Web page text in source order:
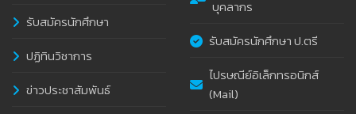
รับสมัครนักศึกษา
ปฏิทินวิชาการ
ข่าวประชาสัมพันธ์
บุคลากร
รับสมัครนักศึกษา ป.ตรี
ไปรษณีย์อิเล็กทรอนิกส์
(Mail)